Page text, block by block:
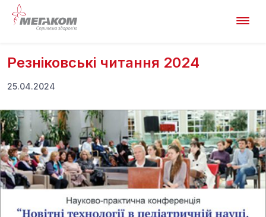
Резніковські читання 2024
25.04.2024